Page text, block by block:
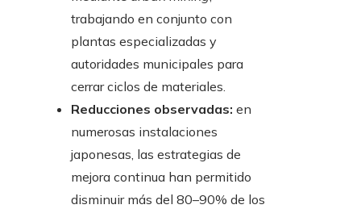
trabajando en conjunto con
plantas especializadas y
autoridades municipales para
cerrar ciclos de materiales.
Reducciones observadas: en
numerosas instalaciones
japonesas, las estrategias de
mejora continua han permitido
disminuir más del 80–90% de los